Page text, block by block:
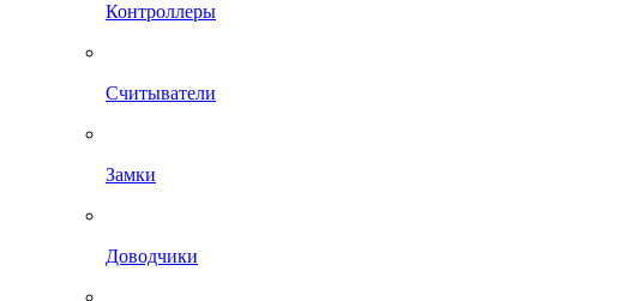
Контроллеры
Считыватели
Замки
Доводчики